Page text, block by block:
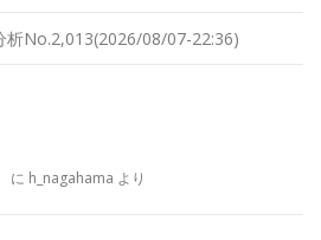
析No.2,013(2026/08/07-22:36)
に h_nagahama より